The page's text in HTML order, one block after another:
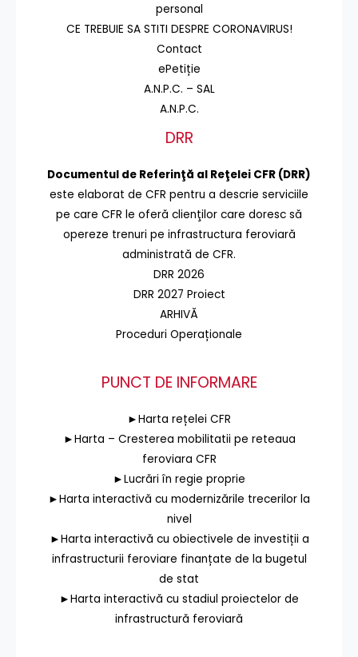
personal
CE TREBUIE SA STITI DESPRE CORONAVIRUS!
Contact
ePetiție
A.N.P.C. – SAL
A.N.P.C.
DRR
Documentul de Referinţă al Reţelei CFR (DRR)
este elaborat de CFR pentru a descrie serviciile
pe care CFR le oferă clienţilor care doresc să
opereze trenuri pe infrastructura feroviară
administrată de CFR.
DRR 2026
DRR 2027 Proiect
ARHIVĂ
Proceduri Operaționale
PUNCT DE INFORMARE
►Harta rețelei CFR
►Harta – Cresterea mobilitatii pe reteaua
feroviara CFR
►Lucrări în regie proprie
►Harta interactivă cu modernizările trecerilor la
nivel
►Harta interactivă cu obiectivele de investiții a
infrastructurii feroviare finanțate de la bugetul
de stat
►Harta interactivă cu stadiul proiectelor de
infrastructură feroviară